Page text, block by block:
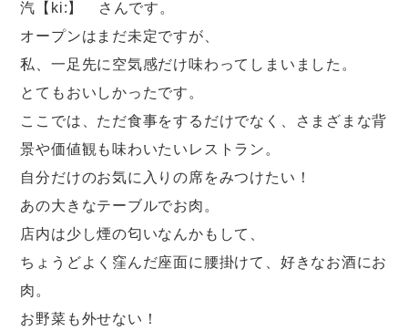
汽【ki:】 さんです。
オープンはまだ未定ですが、
私、一足先に空気感だけ味わってしまいました。
とてもおいしかったです。
ここでは、ただ食事をするだけでなく、さまざまな背
景や価値観も味わいたいレストラン。
自分だけのお気に入りの席をみつけたい！
あの大きなテーブルでお肉。
店内は少し煙の匂いなんかもして、
ちょうどよく窪んだ座面に腰掛けて、好きなお酒にお
肉。
お野菜も外せない！